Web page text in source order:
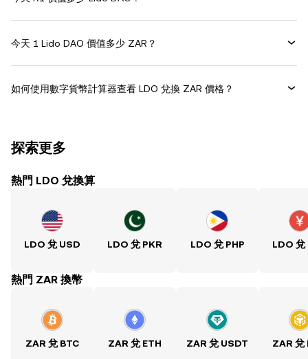
今天 1 Lido DAO 價值多少 ZAR？
如何使用數字貨幣計算器查看 LDO 兌換 ZAR 價格？
探索更多
熱門 LDO 兌換算
LDO 兌 USD LDO 兌 PKR LDO 兌 PHP LDO 兌
熱門 ZAR 換幣
ZAR 兌 BTC ZAR 兌 ETH ZAR 兌 USDT ZAR 兌